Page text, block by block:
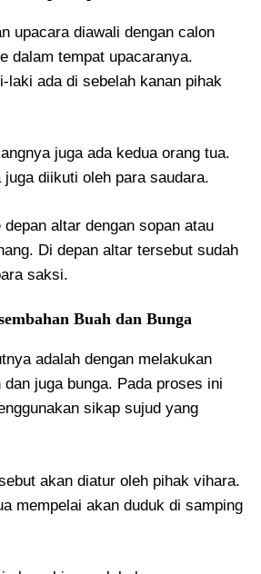
upacara diawali dengan calon
dalam tempat upacaranya.
laki ada di sebelah kanan pihak
juga ada kedua orang tua.
diikuti oleh para saudara.
altar dengan sopan atau
Di depan altar tersebut sudah
saksi.
Buah dan Bunga
adalah dengan melakukan
dan juga bunga. Pada proses ini
sikap sujud yang
akan diatur oleh pihak vihara.
mempelai akan duduk di samping